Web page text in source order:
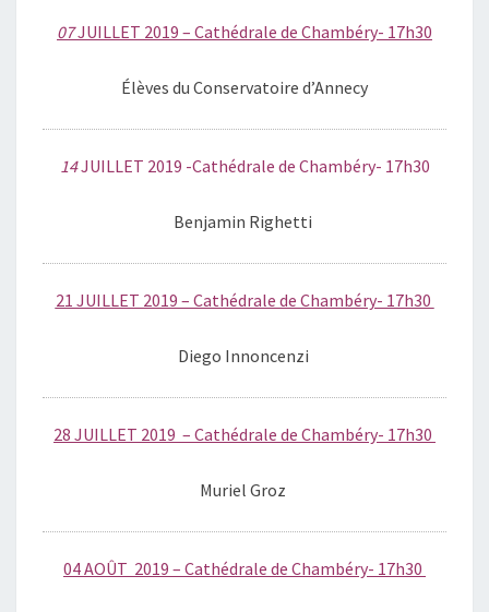
07JUILLET 2019 – Cathédrale de Chambéry- 17h30
Élèves du Conservatoire d’Annecy
14JUILLET 2019 -Cathédrale de Chambéry- 17h30
Benjamin Righetti
21 JUILLET 2019 – Cathédrale de Chambéry- 17h30
Diego Innoncenzi
28 JUILLET 2019 – Cathédrale de Chambéry- 17h30
Muriel Groz
04 AOÛT 2019 – Cathédrale de Chambéry- 17h30